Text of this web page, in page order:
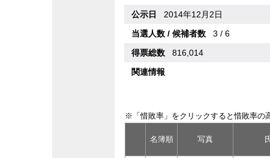
公示日 2014年12月2日
当選人数 / 候補者数
3 / 6
得票総数
816,014
関連情報
※「惜敗率」をクリックすると惜敗率の
名簿順 写真